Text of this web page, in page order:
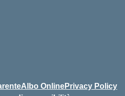
Albo OnlinePrivacy Policy